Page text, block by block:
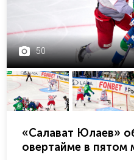
50
«Салават Юлаев»
овертайме в пятом